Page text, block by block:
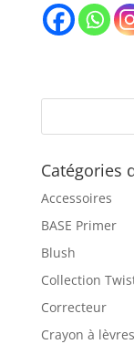
Catégories
Accessoires
BASE Primer
Blush
Collection
Correcteur
Crayon à lèvres